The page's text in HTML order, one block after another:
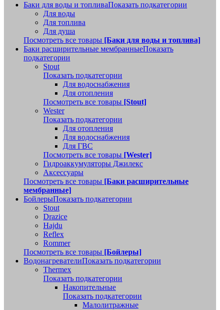
Баки для воды и топливаПоказать подкатегории
Для воды
Для топлива
Для душа
Посмотреть все товары [Баки для воды и топлива]
Баки расширительные мембранныеПоказать
подкатегории
Stout
Показать подкатегории
Для водоснабжения
Для отопления
Посмотреть все товары [Stout]
Wester
Показать подкатегории
Для отопления
Для водоснабжения
Для ГВС
Посмотреть все товары [Wester]
Гидроаккумуляторы Джилекс
Аксессуары
Посмотреть все товары [Баки расширительные
мембранные]
БойлерыПоказать подкатегории
Stout
Drazice
Hajdu
Reflex
Rommer
Посмотреть все товары [Бойлеры]
ВодонагревателиПоказать подкатегории
Thermex
Показать подкатегории
Накопительные
Показать подкатегории
Малолитражные